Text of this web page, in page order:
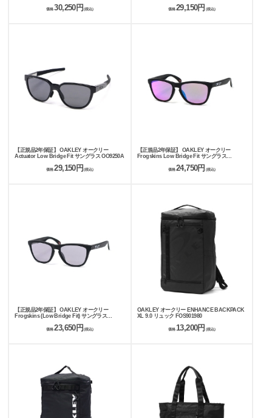
価格 30,250円 (税込) 価格29,150円 (税込)
【正規品2年保証】 OAKLEY オークリー
Actuator Low Bridge Fit サングラス OO9250A
価格 29,150円(税込)
【正規品2年保証】 OAKLEY オークリー
Frogskins Low Bridge Fit サングラス
価格24,750円 (税込)
【正規品2年保証】 OAKLEY オークリー
Frogskins (Low Bridge Fit) サングラス
価格 23,650円 (税込)
OAKLEY オークリー ENHANCE BACKPACK
XL 9.0 リュック FOS901980
価格13,200円 (税込)